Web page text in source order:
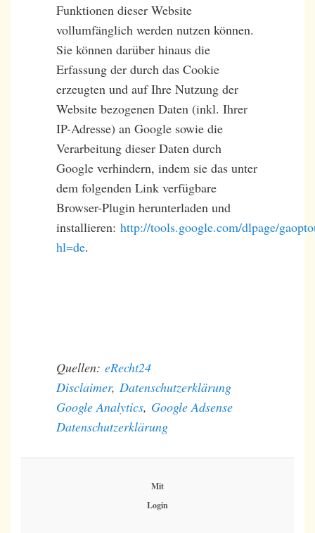
Funktionen dieser Website
vollumfänglich werden nutzen können.
Sie können darüber hinaus die
Erfassung der durch das Cookie
erzeugten und auf Ihre Nutzung der
Website bezogenen Daten (inkl. Ihrer
IP-Adresse) an Google sowie die
Verarbeitung dieser Daten durch
Google verhindern, indem sie das unter
dem folgenden Link verfügbare
Browser-Plugin herunterladen und
installieren: http://tools.google.com/dlpage/
hl=de.
Quellen: eRecht24
Disclaimer, Datenschutzerklärung
Google Analytics, Google Adsense
Datenschutzerklärung
Mit
Login